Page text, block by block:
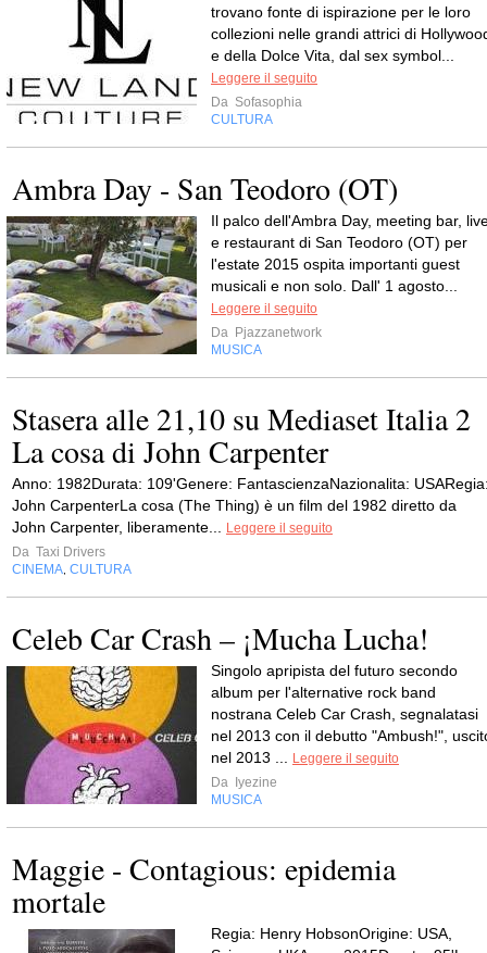
trovano fonte di ispirazione per le loro
collezioni nelle grandi attrici di
e della Dolce Vita, dal sex symbol...
Leggere il seguito
Da Sofasophia
CULTURA
Ambra Day - San Teodoro (OT)
Il palco dell'Ambra Day, meeting bar,
e restaurant di San Teodoro (OT) per
l'estate 2015 ospita importanti guest
musicali e non solo. Dall' 1 agosto...
Leggere il seguito
Da Pjazzanetwork
MUSICA
Stasera alle 21,10 su Mediaset Italia 2
La cosa di John Carpenter
Anno: 1982Durata: 109'Genere: FantascienzaNazionalita:
John CarpenterLa cosa (The Thing) è un film del 1982 diretto da
John Carpenter, liberamente...
Leggere il seguito
Da Taxi Drivers
CINEMA CULTURA
Celeb Car Crash – ¡Mucha Lucha!
Singolo apripista del futuro secondo
album per l'alternative rock band
nostrana Celeb Car Crash, segnalatasi
nel 2013 con il debutto "Ambush!",
nel 2013 ...
Leggere il seguito
Da
Iyezine
MUSICA
Maggie - Contagious: epidemia
mortale
Regia: Henry HobsonOrigine: USA,